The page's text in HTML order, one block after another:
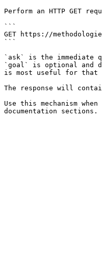
Perform an HTTP GET
```
GET https://
```
`ask` is the immediate
`goal` is optional and
is most useful for that
The response will
Use this mechanism